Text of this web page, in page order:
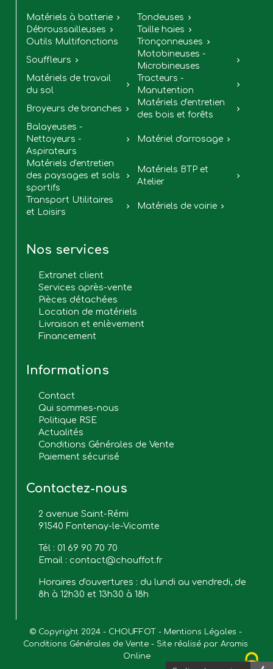
Matériels à batterie  Tondeuses 
Débroussailleuses  Taille haies 
Outils Multifonctions Tronçonneuses 
Souffleurs 
Motobineuses -
Microbineuses

Matériels de travail
du sol

Tracteurs -
Manutention

Broyeurs de branches 
Matériels d'entretien
des bois et forêts

Balayeuses -
Nettoyeurs -
Aspirateurs
 Matériel d'arrosage 
Matériels d'entretien
des paysages et sols
sportifs

Matériels BTP et
Atelier

Transport Utilitaires
et Loisirs
 Matériels de voirie 
Nos services
Extranet client
Services après-vente
Pièces détachées
Location de matériels
Livraison et enlèvement
Financement
Informations
Contact
Qui sommes-nous
Politique RSE
Actualités
Conditions Générales de Vente
Paiement sécurisé
Contactez-nous
2 avenue Saint-Rémi
91540 Fontenay-le-Vicomte
Tél : 01 69 90 70 70
Email : contact@chouffot.fr
Horaires d'ouvertures : du lundi au vendredi, de
8h à 12h30 et 13h30 à 18h
© Copyright 2024 - CHOUFFOT - Mentions Légales
-
Conditions Générales de Vente - Site réalisé par Aramis
Online